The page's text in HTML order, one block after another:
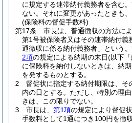
に規定する連帯納付義務者を含む
ない。 それに変更があったときも、
(保険料の督促手数料)
第17条
市長は、普通徴収の方法に
第1号被保険者又はその連帯納付義
通徴収に係る納付義務者」という
2項の規定による納期の末日(以下
に保険料を納付しないときは、納
を発するものとする。
2
督促状に指定する納付期限は、そ
内の日とする。 ただし、特別の理
きは、この限りでない。
3
市長は、 第1項の規定により督促
手数料として1通につき100円を徴